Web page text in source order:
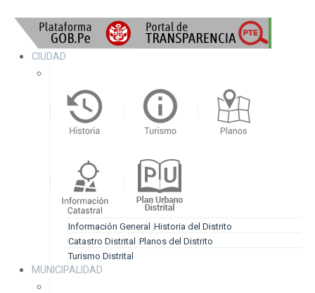
CIUDAD
Información General Historia del Distrito
Catastro Distrital Planos del Distrito
Turismo Distrital
MUNICIPALIDAD